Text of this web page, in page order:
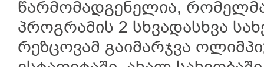
წარმომადგენელია,
პროგრამის 2 სხვადასხვა
რეზცოვამ გაიმარჯვა